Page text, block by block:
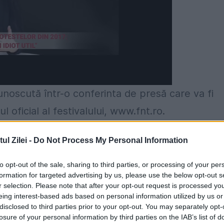
Zilei - Do Not Process My Personal Information
opt-out of the sale, sharing to third parties, or processing of your
for targeted advertising by us, please use the below opt-out
selection. Please note that after your opt-out request is processed
interest-based ads based on personal information utilized by us
to third parties prior to your opt-out. You may separately
of your personal information by third parties on the IAB’s list of
într-o conferinta de presă care va fi
oficial al festivalului, www.fnt.ro.
video în direct pe site-ulwww.fnt.ro va
despre spectacolele pe care le va putea
București, chiar de la echipa de organizatori
Constantinescu.
Teatru se va desfășura la București, între 21